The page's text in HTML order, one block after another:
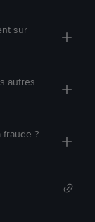
sur
autres
?